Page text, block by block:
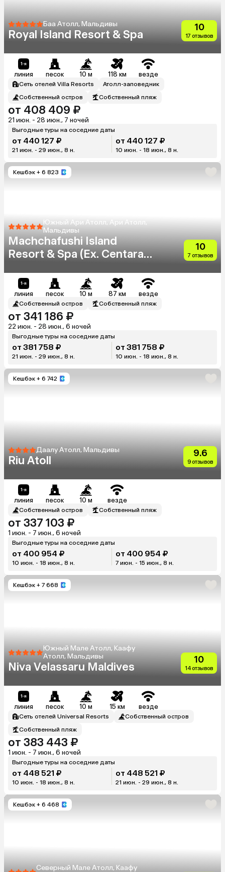
Баа Атолл, Мальдивы
Royal Island Resort & Spa
10
17 отзывов
линия песок 10 м 118 км везде
Сеть отелей Villa Resorts
Атолл-заповедник
Собственный остров
Собственный пляж
от 408 409 ₽
21 июн. - 28 июн., 7 ночей
Выгодные туры на соседние даты
от 440 127 ₽
21 июн. - 29 июн., 8 н.
от 440 127 ₽
10 июн. - 18 июн., 8 н.
Кешбэк + 6 823
Южный Ари Атолл, Ари Атолл,
Мальдивы
Machchafushi Island
Resort & Spa (Ex. Centara
Maldives)
10
7 отзывов
линия песок 10 м 87 км везде
Собственный остров Собственный пляж
от 341 186 ₽
22 июн. - 28 июн., 6 ночей
Выгодные туры на соседние даты
от 381 758 ₽
21 июн. - 29 июн., 8 н.
от 381 758 ₽
10 июн. - 18 июн., 8 н.
Кешбэк + 6 742
Даалу Атолл, Мальдивы
Riu Atoll
9.6
9 отзывов
линия песок 10 м везде
Собственный остров Собственный пляж
от 337 103 ₽
1 июн. - 7 июн., 6 ночей
Выгодные туры на соседние даты
от 400 954 ₽
10 июн. - 18 июн., 8 н.
от 400 954 ₽
7 июн. - 15 июн., 8 н.
Кешбэк + 7 668
Южный Мале Атолл, Каафу
Атолл, Мальдивы
Niva Velassaru Maldives
10
14 отзывов
линия песок 10 м 15 км везде
Сеть отелей Universal Resorts
Собственный остров
Собственный пляж
от 383 443 ₽
1 июн. - 7 июн., 6 ночей
Выгодные туры на соседние даты
от 448 521 ₽
10 июн. - 18 июн., 8 н.
от 448 521 ₽
21 июн. - 29 июн., 8 н.
Кешбэк + 6 468
Северный Мале Атолл, Каафу